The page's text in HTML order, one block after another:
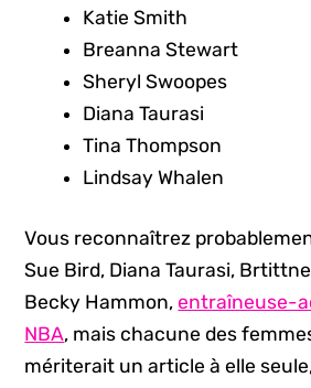
Katie Smith
Breanna Stewart
Sheryl Swoopes
Diana Taurasi
Tina Thompson
Lindsay Whalen
Vous reconnaîtrez
Sue Bird, Diana Taurasi,
Becky Hammon,entraîneuse-
NBA, mais chacune des
mériterait un article à elle